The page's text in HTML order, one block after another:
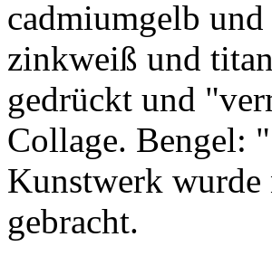
cadmiumgelb
zinkweiß und
gedrückt und
Collage. Bengel:
Kunstwerk wurde
gebracht.